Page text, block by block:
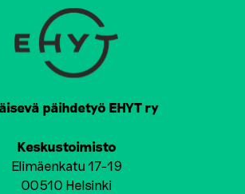
päihdetyö EHYT ry
Keskustoimisto
Elimäenkatu 17-19
00510 Helsinki